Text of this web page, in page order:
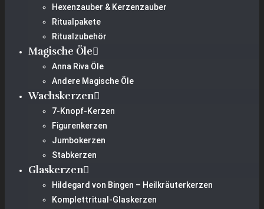
Hexenzauber & Kerzenzauber
Ritualpakete
Ritualzubehör
Magische Öle
Anna Riva Öle
Andere Magische Öle
Wachskerzen
7-Knopf-Kerzen
Figurenkerzen
Jumbokerzen
Stabkerzen
Glaskerzen
Hildegard von Bingen – Heilkräuterkerzen
Komplettritual-Glaskerzen